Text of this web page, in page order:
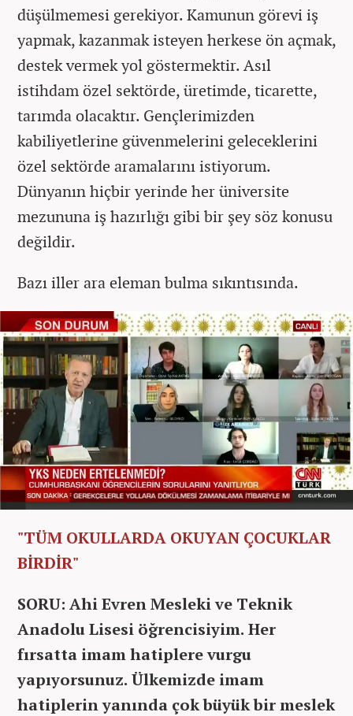
düşülmemesi gerekiyor. Kamunun görevi iş
yapmak, kazanmak isteyen herkese ön açmak,
destek vermek yol göstermektir. Asıl
istihdam özel sektörde, üretimde, ticarette,
tarımda olacaktır. Gençlerimizden
kabiliyetlerine güvenmelerini geleceklerini
özel sektörde aramalarını istiyorum.
Dünyanın hiçbir yerinde her üniversite
mezununa iş hazırlığı gibi bir şey söz konusu
değildir.
Bazı iller ara eleman bulma sıkıntısında.
"TÜM OKULLARDA OKUYAN ÇOCUKLAR
BİRDİR"
SORU: Ahi Evren Mesleki ve Teknik
Anadolu Lisesi öğrencisiyim. Her
fırsatta imam hatiplere vurgu
yapıyorsunuz. Ülkemizde imam
hatiplerin yanında çok büyük bir meslek